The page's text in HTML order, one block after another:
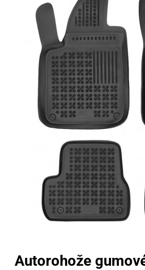
Autorohože